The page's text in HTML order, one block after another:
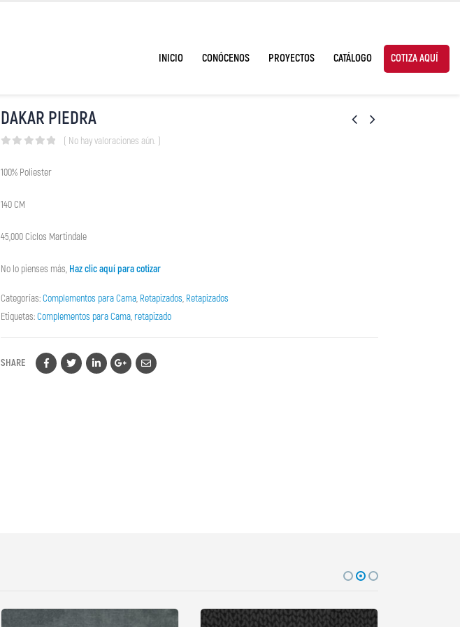
INICIO CONÓCENOS PROYECTOS CATÁLOGO COTIZA AQUÍ
DAKAR PIEDRA
( No hay valoraciones aún. )
100% Poliester
140 CM
45,000 Ciclos Martindale
No lo pienses más, Haz clic aquí para cotizar
Categorías:Complementos para Cama, Retapizados, Retapizados
Etiquetas:Complementos para Cama, retapizado
SHARE